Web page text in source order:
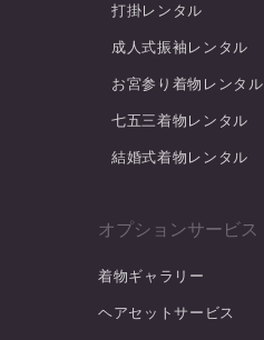
打掛レンタル
成人式振袖レンタル
お宮参り着物レンタル
七五三着物レンタル
結婚式着物レンタル
オプションサービス
着物ギャラリー
ヘアセットサービス